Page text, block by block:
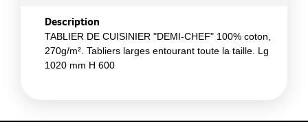
Description
TABLIER DE CUISINIER "DEMI-CHEF" 100% coton,
270g/m². Tabliers larges entourant toute la taille. Lg
1020 mm H 600